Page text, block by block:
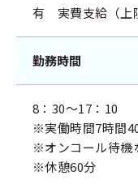
有 実費支給（上
勤務時間
8：30～17：10
※実働時間7時間
※オンコール待機
※休憩60分